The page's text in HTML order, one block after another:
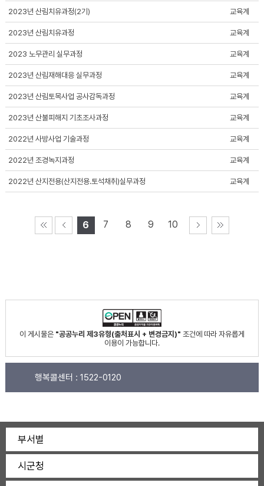
2023년 산림치유과정(2기) 교육계
2023년 산림치유과정 교육계
2023 노무관리 실무과정 교육계
2023년 산림재해대응 실무과정 교육계
2023년 산림토목사업 공사감독과정 교육계
2023년 산불피해지 기초조사과정 교육계
2022년 사방사업 기술과정 교육계
2022년 조경녹지과정 교육계
2022년 산지전용(산지전용.토석채취)실무과정 교육계
6 7 8 9 10
이 게시물은 "공공누리 제3유형(출처표시 + 변경금지)" 조건에 따라 자유롭게
이용이 가능합니다.
행복콜센터 : 1522-0120
부서별
시군청